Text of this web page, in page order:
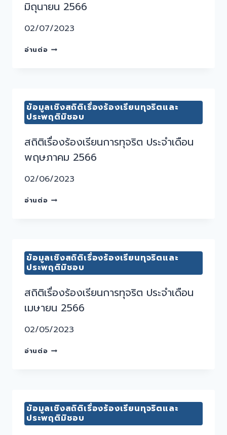
มิถุนายน 2566
02/07/2023
อ่านต่อ
ข้อมูลเชิงสถิติเรื่องร้องเรียนทุจริตและ
ประพฤติมิชอบ
สถิติเรื่องร้องเรียนการทุจริต ประจำเดือน
พฤษภาคม 2566
02/06/2023
อ่านต่อ
ข้อมูลเชิงสถิติเรื่องร้องเรียนทุจริตและ
ประพฤติมิชอบ
สถิติเรื่องร้องเรียนการทุจริต ประจำเดือน
เมษายน 2566
02/05/2023
อ่านต่อ
ข้อมูลเชิงสถิติเรื่องร้องเรียนทุจริตและ
ประพฤติมิชอบ